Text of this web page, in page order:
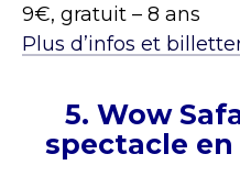
9€, gratuit – 8 ans
Plus d’infos et
5. Wow
spectacle